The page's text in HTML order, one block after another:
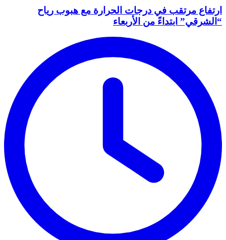
ارتفاع مرتقب في درجات الحرارة مع هبوب رياح
“الشرقي” ابتداءً من الأربعاء